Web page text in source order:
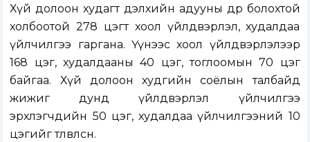
Хүй долоон худагт дэлхийн адууны өдөр болохтой
холбоотой 278 цэгт хоол үйлдвэрлэл, худалдаа
үйлчилгээ гаргана. Үүнээс хоол үйлдвэрлэлээр
168 цэг, худалдааны 40 цэг, тоглоомын 70 цэг
байгаа. Хүй долоон худгийн соёлын талбайд
жижиг дунд үйлдвэрлэл үйлчилгээ
эрхлэгчдийн 50 цэг, худалдаа үйлчилгээний 10
цэгийг төлөвлөсөн.